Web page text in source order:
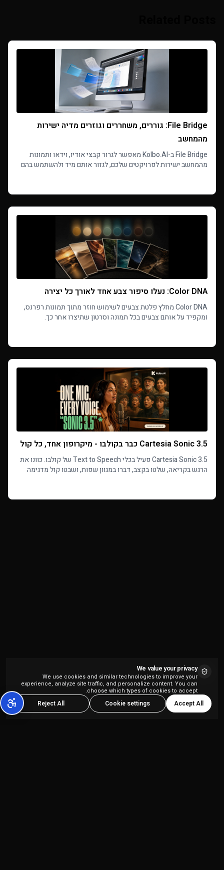
File Bridge: גוררים, משחררים וגוזרים מדיה ישירות
מהמחשב
File Bridge ב-Kolbo.AI מאפשר לגרור קבצי אודיו, וידאו ותמונות
מהמחשב ישירות לפרויקטים שלכם, לגזור אותם מיד ולהשתמש בהם
Color DNA: נעלו סיפור צבע אחד לאורך כל יצירה
Color DNA מחלץ פלטת צבעים לשימוש חוזר מתוך תמונות רפרנס,
ומקפיד על אותם צבעים בכל תמונה וסרטון שתיצרו אחר כך.
Cartesia Sonic 3.5 כבר בקולבו - מיקרופון אחד, כל קול
Cartesia Sonic 3.5 פעיל בכלי Text to Speech של קולבו. כוונו את
הרגש בקריאה, שלטו בקצב, דברו במגוון שפות, ושבטו קול מדגימה
We value your privacy
We use cookies and similar technologies to improve your
experience, analyze site traffic, and personalize content. You can
choose which types of cookies to accept.
Accept All
Cookie settings
Reject All